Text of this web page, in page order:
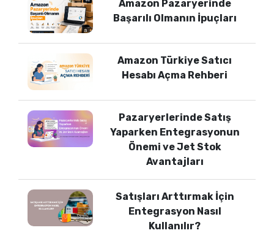
Amazon Pazaryerinde
Başarılı Olmanın İpuçları
Amazon Türkiye Satıcı
Hesabı Açma Rehberi
Pazaryerlerinde Satış
Yaparken Entegrasyonun
Önemi ve Jet Stok
Avantajları
Satışları Arttırmak İçin
Entegrasyon Nasıl
Kullanılır?